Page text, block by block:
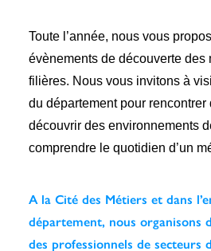
Toute l’année, nous vous
évènements de découverte des
filières. Nous vous invitons à
du département pour
découvrir des environnements
comprendre le quotidien d’un
A la Cité des Métiers et dans
département, nous organisons
des professionnels de secteurs